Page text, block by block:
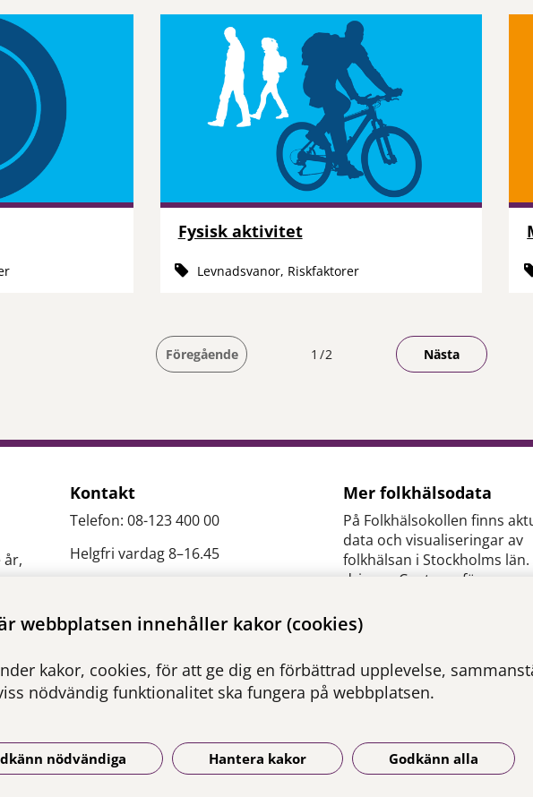
webbplatsen innehåller kakor (cookies)
kakor, cookies, för att ge dig en förbättrad upplevelse,
nödvändig funktionalitet ska fungera på webbplatsen.
nödvändiga Hantera kakor Godkänn alla
Fysisk aktivitet
Levnadsvanor, Riskfaktorer
Föregående Du är på sida
1 2 Nästa
Kontakt
Telefon: 08-123 400 00
Helgfri vardag 8–16.45
se
Presskontakter
Mer folkhälsodata
På Folkhälsokollen finns
data och visualiseringar av
folkhälsan i Stockholms län.
drivs av Centrum för
samhällsmedicin inom
Stockholm.
Besök webbplatsen
folkhalsokollen.se